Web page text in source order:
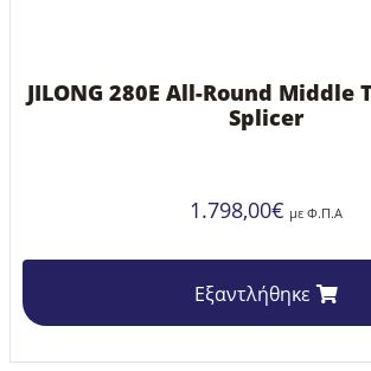
JILONG 280E All-Round Middle
Splicer
1.798,00€ με Φ.Π.Α
Εξαντλήθηκε